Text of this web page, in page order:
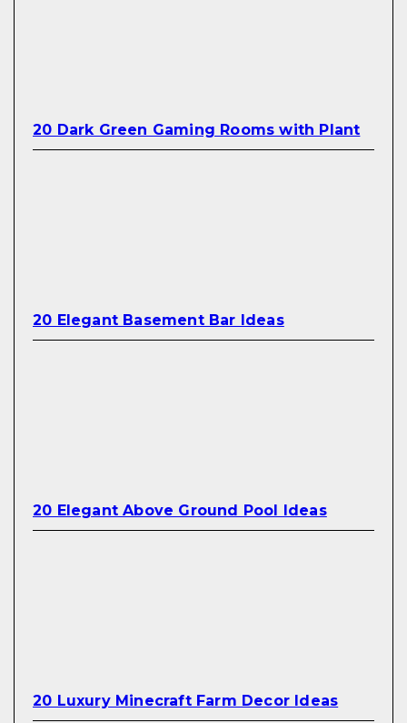
20 Dark Green Gaming Rooms with Plant
20 Elegant Basement Bar Ideas
20 Elegant Above Ground Pool Ideas
20 Luxury Minecraft Farm Decor Ideas